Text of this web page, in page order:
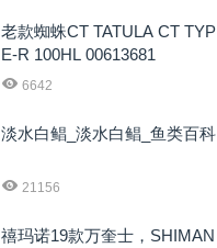
老款蜘蛛CT TATULA CT TYP
E-R 100HL 00613681
6642
淡水白鲳_淡水白鲳_鱼类百科
21156
禧玛诺19款万奎士，SHIMAN